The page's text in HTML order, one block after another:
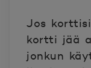
Jos
kortti jää
jonkun